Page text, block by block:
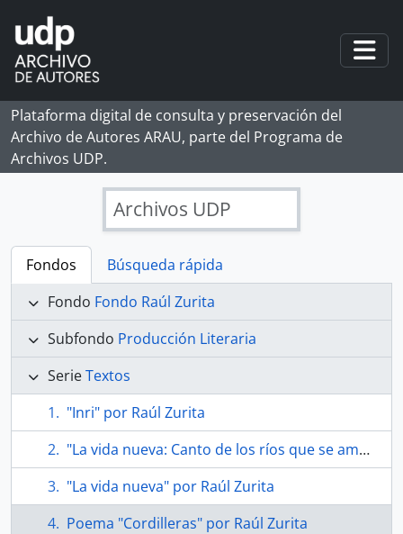
Skip to main content
Plataforma digital de consulta y preservación del
Archivo de Autores ARAU, parte del Programa de
Archivos UDP.
Archivos UDP
Fondos
Búsqueda rápida
Fondo Fondo Raúl Zurita
Subfondo Producción Literaria
SerieTextos
"Inri" por Raúl Zurita
"La vida nueva: Canto de los ríos que se aman" por Raúl Zurita
"La vida nueva" por Raúl Zurita
Poema "Cordilleras" por Raúl Zurita